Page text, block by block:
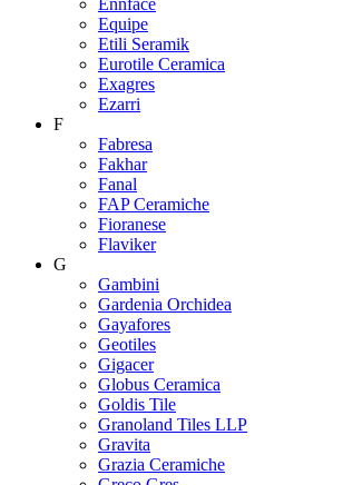
Equipe
Etili Seramik
Eurotile Ceramica
Exagres
Ezarri
F
Fabresa
Fakhar
Fanal
FAP Ceramiche
Fioranese
Flaviker
G
Gambini
Gardenia Orchidea
Gayafores
Geotiles
Gigacer
Globus Ceramica
Goldis Tile
Granoland Tiles LLP
Gravita
Grazia Ceramiche